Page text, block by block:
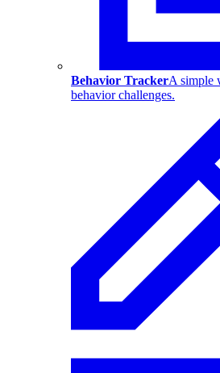
Behavior TrackerA simple
behavior challenges.